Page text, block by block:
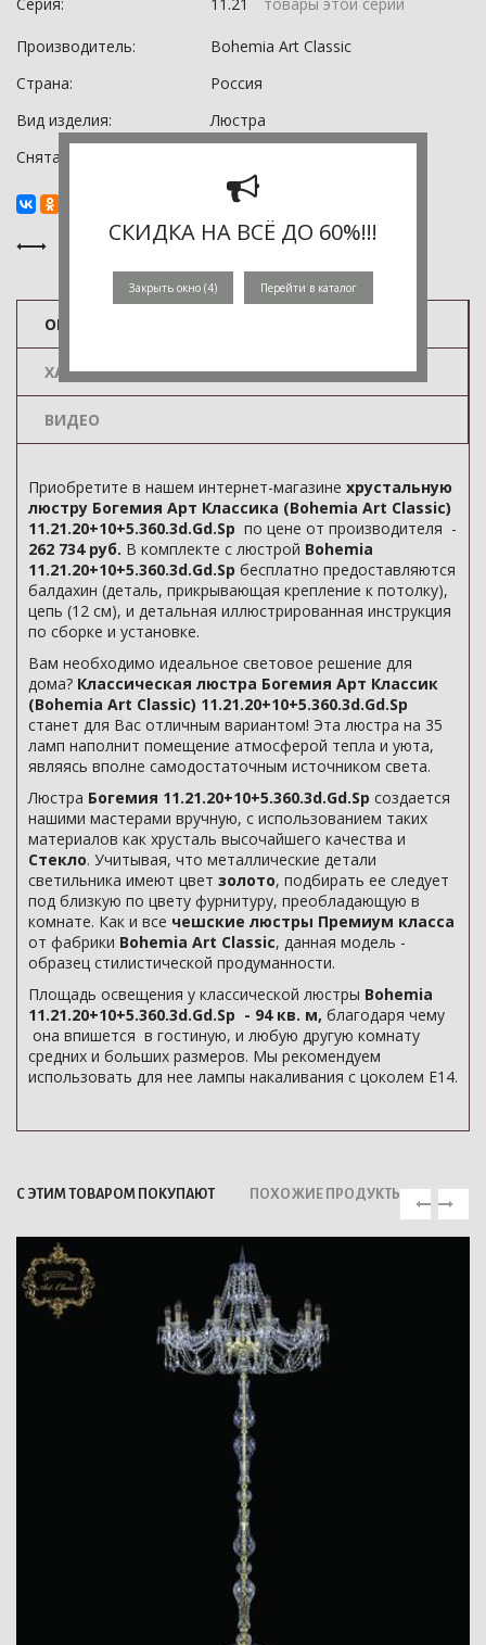
Производитель:
Bohemia Art Classic
Страна:
Россия
Вид изделия:
Люстра
Снята с производства:
ОПИСАНИЕ
ХАРАКТЕРИСТИКИ
ВИДЕО
Приобретите в нашем интернет-магазине хрустальную
люстру Богемия Арт Классика (Bohemia Art Classic)
11.21.20+10+5.360.3d.Gd.Sp по цене от производителя -
262 734 руб. В комплекте с люстрой Bohemia
11.21.20+10+5.360.3d.Gd.Sp бесплатно предоставляются
балдахин (деталь, прикрывающая крепление к потолку),
цепь (12 см), и детальная иллюстрированная инструкция
по сборке и установке.
Вам необходимо идеальное световое решение для
дома? Классическая люстра Богемия Арт Классик
(Bohemia Art Classic) 11.21.20+10+5.360.3d.Gd.Sp
станет для Вас отличным вариантом! Эта люстра на 35
ламп наполнит помещение атмосферой тепла и уюта,
являясь вполне самодостаточным источником света.
Люстра Богемия 11.21.20+10+5.360.3d.Gd.Sp создается
нашими мастерами вручную, с использованием таких
материалов как хрусталь высочайшего качества и
Стекло. Учитывая, что металлические детали
светильника имеют цвет золото, подбирать ее следует
под близкую по цвету фурнитуру, преобладающую в
комнате. Как и все чешские люстры Премиум класса
от фабрики Bohemia Art Classic, данная модель -
образец стилистической продуманности.
Площадь освещения у классической люстры Bohemia
11.21.20+10+5.360.3d.Gd.Sp - 94 кв. м, благодаря чему
она впишется в гостиную, и любую другую комнату
средних и больших размеров. Мы рекомендуем
использовать для нее лампы накаливания с цоколем E14.
С ЭТИМ ТОВАРОМ ПОКУПАЮТ ПОХОЖИЕ ПРОДУКТЫ
СКИДКА НА ВСЁ ДО 60%!!!
Закрыть окно (3) Перейти в каталог